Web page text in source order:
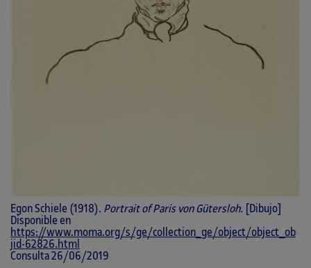
Egon Schiele (1918). Portrait of Paris von Gütersloh.
[Dibujo]
Disponible en
https://www.moma.org/s/ge/collection_ge/object/object_ob
jid-62826.html
Consulta 26/06/2019